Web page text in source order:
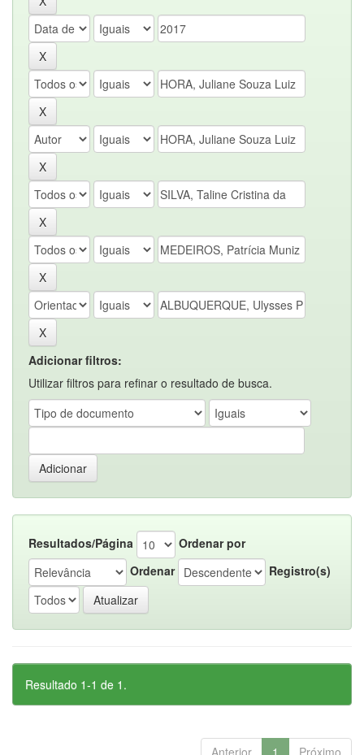
Adicionar filtros:
Utilizar filtros para refinar o resultado de busca.
Resultados/Página
Ordenar por
Ordenar
Registro(s)
Resultado 1-1 de 1.
Anterior 1 Próximo